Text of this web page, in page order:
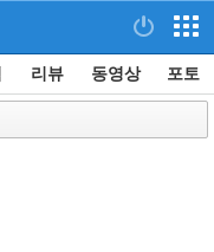
리뷰 동영상 포토